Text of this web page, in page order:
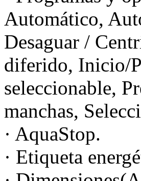
Automático,
Desaguar /
diferido, Inicio/
seleccionable,
manchas,
· AquaStop.
· Etiqueta